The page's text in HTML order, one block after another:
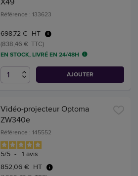
Référence : 133623
698,72 € HT
(838,46 € TTC)
EN STOCK, LIVRÉ EN 24/48H
AJOUTER
Vidéo-projecteur Optoma
ZW340e
Référence : 145552
5/5 - 1 avis
852,06 € HT